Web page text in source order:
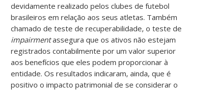
devidamente realizado pelos clubes de futebol
brasileiros em relação aos seus atletas. Também
chamado de teste de recuperabilidade, o teste de
impairmentassegura que os ativos não estejam
registrados contabilmente por um valor superior
aos benefícios que eles podem proporcionar à
entidade. Os resultados indicaram, ainda, que é
positivo o impacto patrimonial de se considerar o